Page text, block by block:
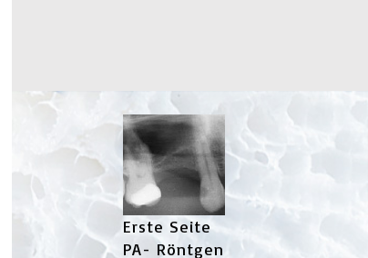
Erste Seite
PA- Röntgen